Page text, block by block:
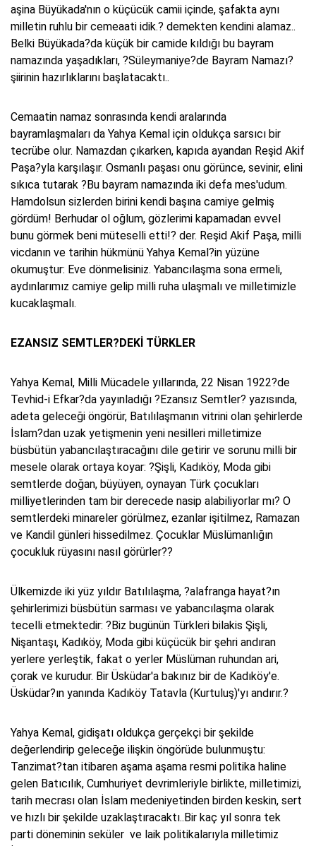
aşina Büyükada'nın o küçücük camii içinde, şafakta aynı
milletin ruhlu bir cemeaati idik.? demekten kendini alamaz..
Belki Büyükada?da küçük bir camide kıldığı bu bayram
namazında yaşadıkları, ?Süleymaniye?de Bayram Namazı?
şiirinin hazırlıklarını başlatacaktı..
Cemaatin namaz sonrasında kendi aralarında
bayramlaşmaları da Yahya Kemal için oldukça sarsıcı bir
tecrübe olur. Namazdan çıkarken, kapıda ayandan Reşid Akif
Paşa?yla karşılaşır. Osmanlı paşası onu görünce, sevinir, elini
sıkıca tutarak ?Bu bayram namazında iki defa mes'udum.
Hamdolsun sizlerden birini kendi başına camiye gelmiş
gördüm! Berhudar ol oğlum, gözlerimi kapamadan evvel
bunu görmek beni müteselli etti!? der. Reşid Akif Paşa, milli
vicdanın ve tarihin hükmünü Yahya Kemal?in yüzüne
okumuştur: Eve dönmelisiniz. Yabancılaşma sona ermeli,
aydınlarımız camiye gelip milli ruha ulaşmalı ve milletimizle
kucaklaşmalı.
EZANSIZ SEMTLER?DEKİ TÜRKLER
Yahya Kemal, Milli Mücadele yıllarında, 22 Nisan 1922?de
Tevhid-i Efkar?da yayınladığı ?Ezansız Semtler? yazısında,
adeta geleceği öngörür, Batılılaşmanın vitrini olan şehirlerde
İslam?dan uzak yetişmenin yeni nesilleri milletimize
büsbütün yabancılaştıracağını dile getirir ve sorunu milli bir
mesele olarak ortaya koyar: ?Şişli, Kadıköy, Moda gibi
semtlerde doğan, büyüyen, oynayan Türk çocukları
milliyetlerinden tam bir derecede nasip alabiliyorlar mı? O
semtlerdeki minareler görülmez, ezanlar işitilmez, Ramazan
ve Kandil günleri hissedilmez. Çocuklar Müslümanlığın
çocukluk rüyasını nasıl görürler??
Ülkemizde iki yüz yıldır Batılılaşma, ?alafranga hayat?ın
şehirlerimizi büsbütün sarması ve yabancılaşma olarak
tecelli etmektedir: ?Biz bugünün Türkleri bilakis Şişli,
Nişantaşı, Kadıköy, Moda gibi küçücük bir şehri andıran
yerlere yerleştik, fakat o yerler Müslüman ruhundan ari,
çorak ve kurudur. Bir Üsküdar'a bakınız bir de Kadıköy'e.
Üsküdar?ın yanında Kadıköy Tatavla (Kurtuluş)'yı andırır.?
Yahya Kemal, gidişatı oldukça gerçekçi bir şekilde
değerlendirip geleceğe ilişkin öngörüde bulunmuştu:
Tanzimat?tan itibaren aşama aşama resmi politika haline
gelen Batıcılık, Cumhuriyet devrimleriyle birlikte, milletimizi,
tarih mecrası olan İslam medeniyetinden birden keskin, sert
ve hızlı bir şekilde uzaklaştıracaktı..Bir kaç yıl sonra tek
parti döneminin seküler ve laik politikalarıyla milletimiz